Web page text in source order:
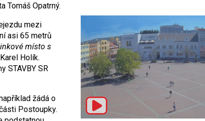
Tomáš Opatrný.
mezi
asi 65 metrů
místo s
Holík.
STAVBY SR
žádá o
Postoupky.